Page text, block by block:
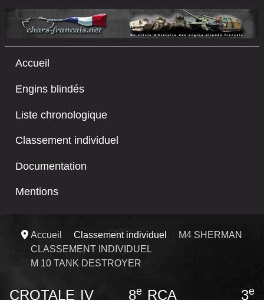
Accueil
Engins blindés
Liste chronologique
Classement individuel
Documentation
Mentions
Accueil Classement individuel
M4 SHERMAN
CLASSEMENT INDIVIDUEL
M 10 TANK DESTROYER
CROTALE IV 8e RCA 3e